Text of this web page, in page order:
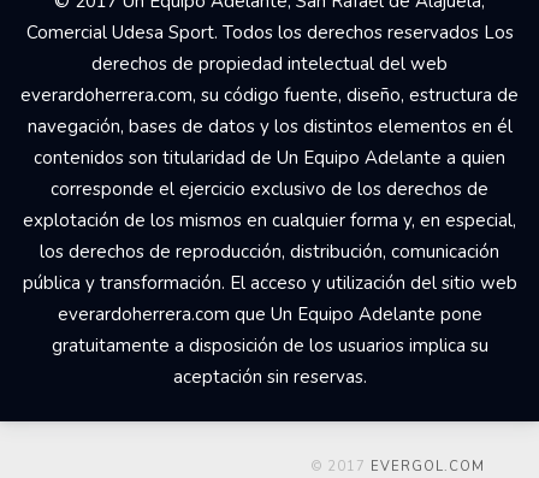
Comercial Udesa Sport. Todos los derechos reservados Los
derechos de propiedad intelectual del web
everardoherrera.com, su código fuente, diseño, estructura de
navegación, bases de datos y los distintos elementos en él
contenidos son titularidad de Un Equipo Adelante a quien
corresponde el ejercicio exclusivo de los derechos de
explotación de los mismos en cualquier forma y, en especial,
los derechos de reproducción, distribución, comunicación
pública y transformación. El acceso y utilización del sitio web
everardoherrera.com que Un Equipo Adelante pone
gratuitamente a disposición de los usuarios implica su
aceptación sin reservas.
© 2017 EVERGOL.COM